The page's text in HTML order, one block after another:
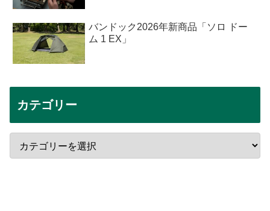
バンドック2026年新商品「ソロ ドー
ム 1 EX」
カテゴリー